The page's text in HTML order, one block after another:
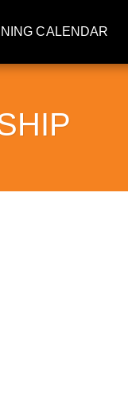
CALENDAR